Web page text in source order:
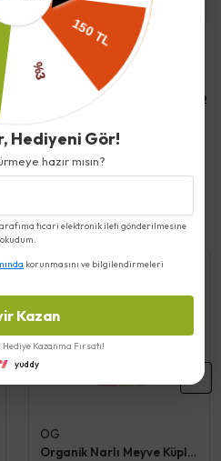
Yorum Yap
Ürünler
OG
Organik Narlı Meyve Küpleri 30 Gr
Hediyeni Gör!
hazır mısın?
ticari elektronik ileti gönderilmesine
korunmasını ve bilgilendirmeleri
Kazan
Kazanma Fırsatı!
yuddy